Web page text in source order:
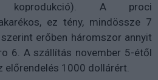
koprodukció). A proci
ez tény, mindössze 7
erőben háromszor annyit
6. A szállítás november 5-étől
előrendelés 1000 dollárért.